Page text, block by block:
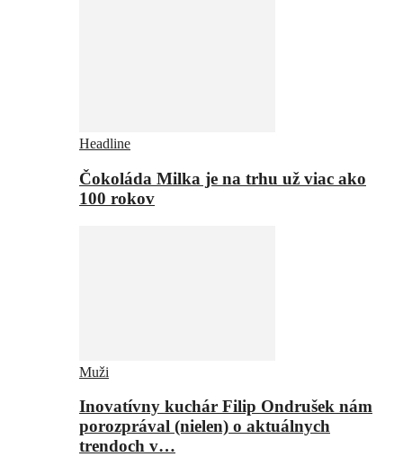
Headline
Čokoláda Milka je na trhu už viac ako
100 rokov
Muži
Inovatívny kuchár Filip Ondrušek nám
porozprával (nielen) o aktuálnych
trendoch v…